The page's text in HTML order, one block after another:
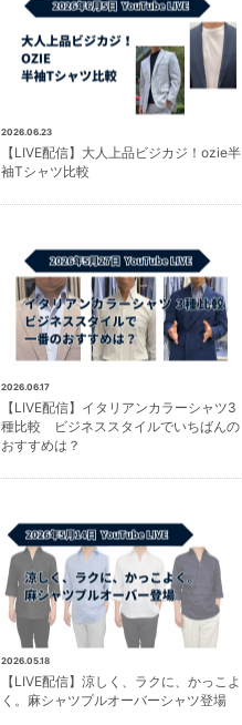
2026.06.23
【LIVE配信】大人上品ビジカジ！ozie半
袖Tシャツ比較
2026.06.17
【LIVE配信】イタリアンカラーシャツ3
種比較 ビジネススタイルでいちばんの
おすすめは？
2026.05.18
【LIVE配信】涼しく、ラクに、かっこよ
く。麻シャツプルオーバーシャツ登場